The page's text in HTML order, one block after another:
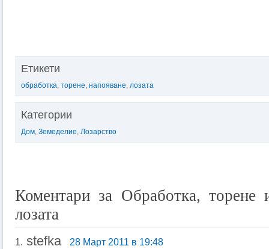
Етикети
обработка, торене, напояване, лозата
Категории
Дом, Земеделие, Лозарство
Коментари за Обработка, торене
лозата
1. stefka 28 Март 2011 в 19:48